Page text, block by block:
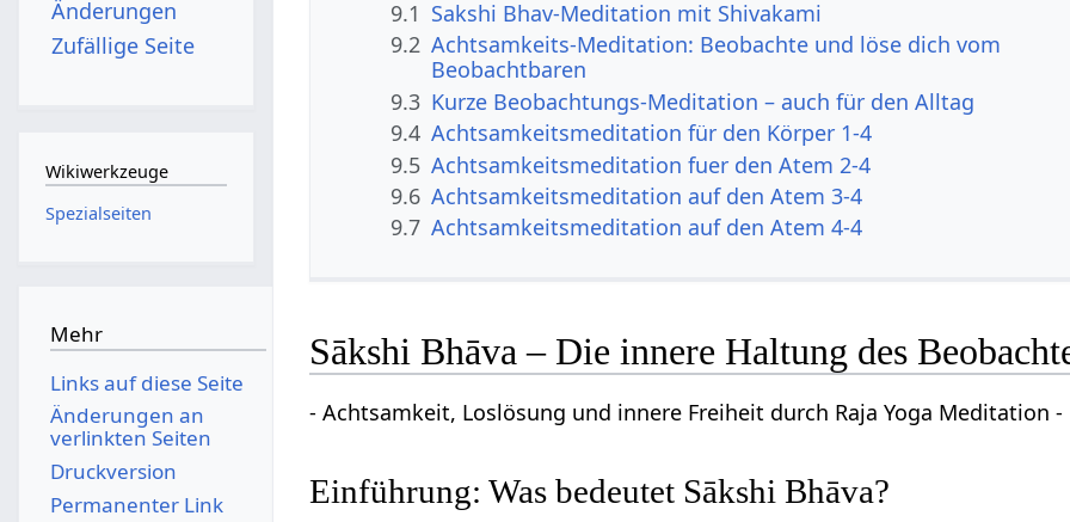
9.1 Sakshi Bhav-Meditation mit Shivakami
9.2 Achtsamkeits-Meditation: Beobachte und löse dich vom
Beobachtbaren
9.3 Kurze Beobachtungs-Meditation – auch für den Alltag
9.4 Achtsamkeitsmeditation für den Körper 1-4
9.5 Achtsamkeitsmeditation fuer den Atem 2-4
9.6 Achtsamkeitsmeditation auf den Atem 3-4
9.7 Achtsamkeitsmeditation auf den Atem 4-4
Sākshi Bhāva – Die innere Haltung des
- Achtsamkeit, Loslösung und innere Freiheit durch Raja Yoga Meditation -
Einführung: Was bedeutet Sākshi Bhāva?
Änderungen
Zufällige Seite
Wikiwerkzeuge
Spezialseiten
Mehr
Links auf diese Seite
Änderungen an
verlinkten Seiten
Druckversion
Permanenter Link